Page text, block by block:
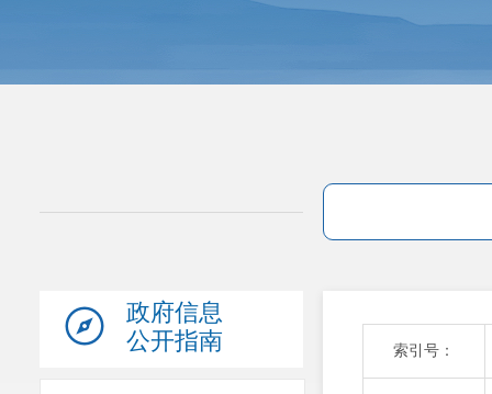
政府信息
公开指南
索引号：